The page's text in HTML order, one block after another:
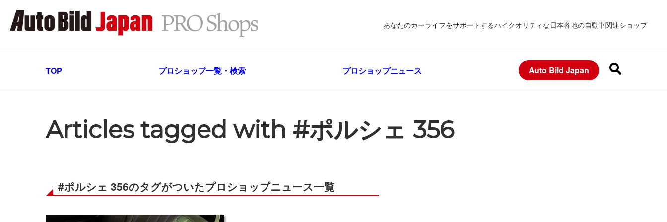
あなたのカーライフをサポートするハイクオリティな日本各地の自動車関連ショップ
TOP プロショップ一覧・検索 プロショップニュース Auto Bild Japan
Articles tagged with #ポルシェ 356
#ポルシェ 356のタグがついたプロショップニュース一覧